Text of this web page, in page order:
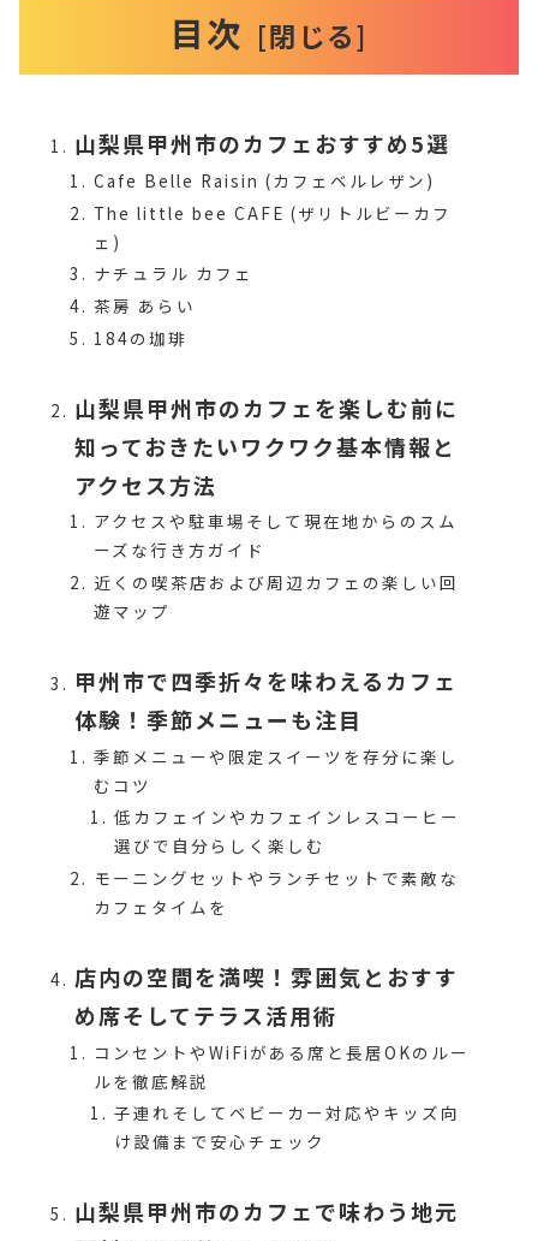
目次
山梨県甲州市のカフェおすすめ5選
Cafe Belle Raisin (カフェベルレザン)
The little bee CAFE (ザリトルビーカフ
ェ)
ナチュラル カフェ
茶房 あらい
184の珈琲
山梨県甲州市のカフェを楽しむ前に
知っておきたいワクワク基本情報と
アクセス方法
アクセスや駐車場そして現在地からのスム
ーズな行き方ガイド
近くの喫茶店および周辺カフェの楽しい回
遊マップ
甲州市で四季折々を味わえるカフェ
体験！季節メニューも注目
季節メニューや限定スイーツを存分に楽し
むコツ
低カフェインやカフェインレスコーヒー
選びで自分らしく楽しむ
モーニングセットやランチセットで素敵な
カフェタイムを
店内の空間を満喫！雰囲気とおすす
め席そしてテラス活用術
コンセントやWiFiがある席と長居OKのルー
ルを徹底解説
子連れそしてベビーカー対応やキッズ向
け設備まで安心チェック
山梨県甲州市のカフェで味わう地元